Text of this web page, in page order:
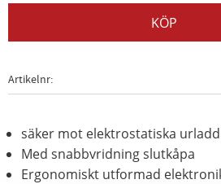
KÖP
Artikelnr
säker mot elektrostatiska
Med snabbvridning slutkåpa
Ergonomiskt utformad